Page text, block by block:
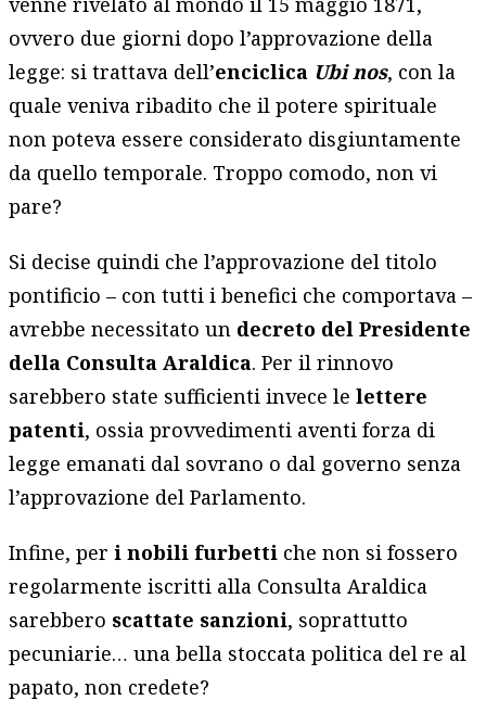
ovvero due giorni dopo l’approvazione della
legge: si trattava dell’enciclica Ubi nos, con la
quale veniva ribadito che il potere spirituale
non poteva essere considerato disgiuntamente
da quello temporale. Troppo comodo, non vi
pare?
Si decise quindi che l’approvazione del titolo
pontificio – con tutti i benefici che comportava –
avrebbe necessitato un decreto del Presidente
della Consulta Araldica. Per il rinnovo
sarebbero state sufficienti invece lelettere
patenti, ossia provvedimenti aventi forza di
legge emanati dal sovrano o dal governo senza
l’approvazione del Parlamento.
Infine, peri nobili furbetti che non si fossero
regolarmente iscritti alla Consulta Araldica
sarebbero scattate sanzioni, soprattutto
pecuniarie… una bella stoccata politica del re al
papato, non credete?